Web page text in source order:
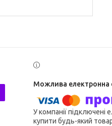
У компанії
купити будь-який